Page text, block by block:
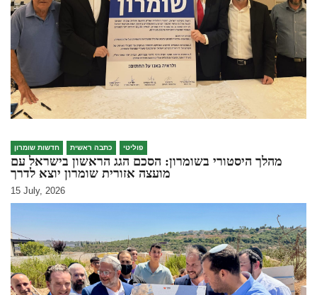
חדשות שומרון כתבה ראשית פוליטי
מהלך היסטורי בשומרון: הסכם הגג הראשון בישראל עם
מועצה אזורית שומרון יוצא לדרך
15 July, 2026